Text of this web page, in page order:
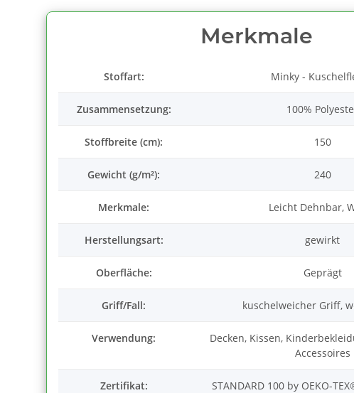
Merkmale
Stoffart: Minky -
Zusammensetzung: 100%
Stoffbreite (cm): 150
Gewicht (g/m²): 240
Merkmale: Leicht Dehnbar,
Herstellungsart: gewirkt
Oberfläche: Geprägt
Griff/Fall: kuschelweicher Griff,
Verwendung:
Decken, Kissen,
Accessoires
Zertifikat: STANDARD 100 by OEKO-